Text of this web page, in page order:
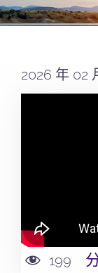
奉獻支持
課程報名
2026 年 02
199